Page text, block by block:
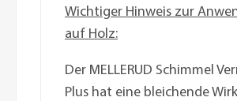
Wichtiger Hinweis zur
auf Holz:
Der MELLERUD Schimmel
Plus hat eine bleichende